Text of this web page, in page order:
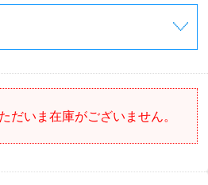
だいま在庫がございません。